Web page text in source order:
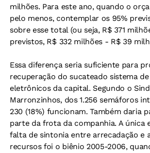
milhões. Para este ano, quando o
pelo menos, contemplar os 95%
sobre esse total (ou seja, R$ 371
previstos, R$ 332 milhões - R$ 39
Essa diferença seria suficiente para
recuperação do sucateado sistema
eletrônicos da capital. Segundo o
Marronzinhos, dos 1.256 semáforos
230 (18%) funcionam. Também daria
parte da frota da companhia. A única
falta de sintonia entre arrecadação e
recursos foi o biênio 2005-2006,